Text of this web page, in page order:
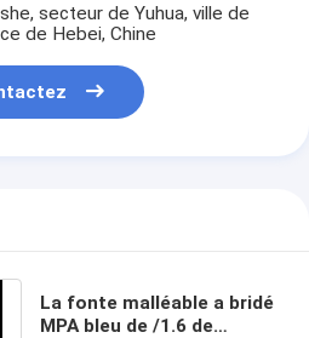
secteur de Yuhua, ville de
de Hebei, Chine
La fonte malléable a bridé
MPA bleu de /1.6 de